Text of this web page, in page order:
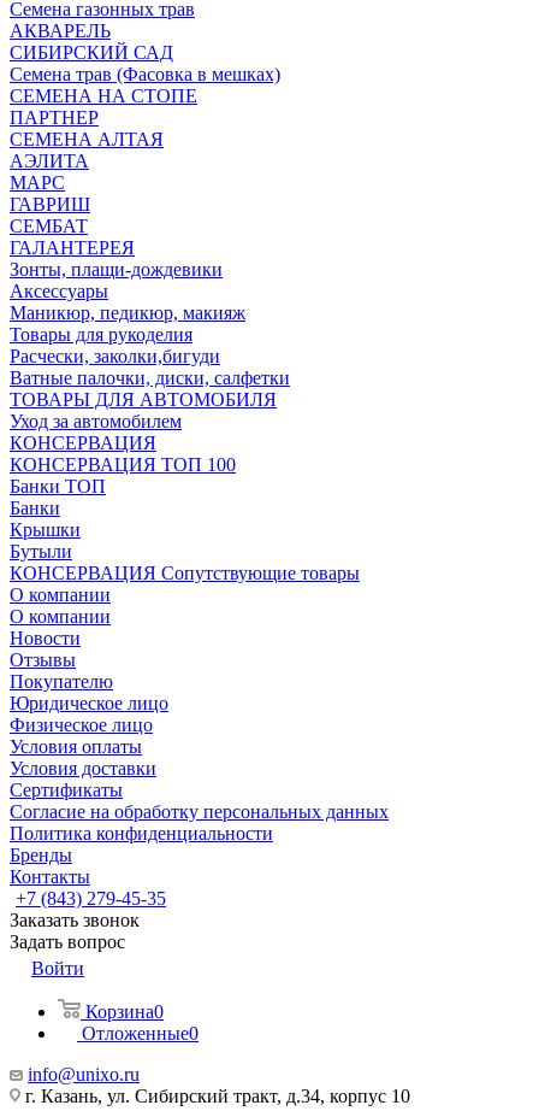
Семена газонных трав
АКВАРЕЛЬ
СИБИРСКИЙ САД
Семена трав (Фасовка в мешках)
СЕМЕНА НА СТОПЕ
ПАРТНЕР
СЕМЕНА АЛТАЯ
АЭЛИТА
МАРС
ГАВРИШ
СЕМБАТ
ГАЛАНТЕРЕЯ
Зонты, плащи-дождевики
Аксессуары
Маникюр, педикюр, макияж
Товары для рукоделия
Расчески, заколки,бигуди
Ватные палочки, диски, салфетки
ТОВАРЫ ДЛЯ АВТОМОБИЛЯ
Уход за автомобилем
КОНСЕРВАЦИЯ
КОНСЕРВАЦИЯ ТОП 100
Банки ТОП
Банки
Крышки
Бутыли
КОНСЕРВАЦИЯ Сопутствующие товары
О компании
О компании
Новости
Отзывы
Покупателю
Юридическое лицо
Физическое лицо
Условия оплаты
Условия доставки
Сертификаты
Согласие на обработку персональных данных
Политика конфиденциальности
Бренды
Контакты
+7 (843) 279-45-35
Заказать звонок
Задать вопрос
Войти
Корзина0
Отложенные0
info@unixo.ru
г. Казань, ул. Сибирский тракт, д.34, корпус 10